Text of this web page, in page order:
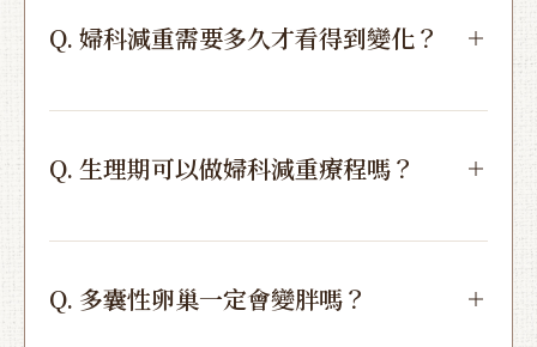
Q. 婦科減重需要多久才看得到變化？
Q. 生理期可以做婦科減重療程嗎？
Q. 多囊性卵巢一定會變胖嗎？